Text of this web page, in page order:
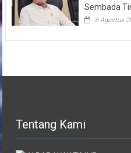
Sembada
6 Agustus
Tentang Kami